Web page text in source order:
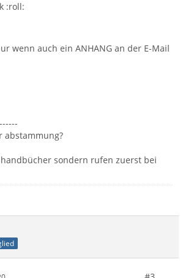
:roll:
wenn auch ein ANHANG an der E-Mail
abstammung?
sondern rufen zuerst bei